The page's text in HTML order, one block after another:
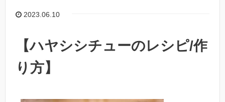
2023.06.10
【ハヤシシチューのレシピ/作
り方】